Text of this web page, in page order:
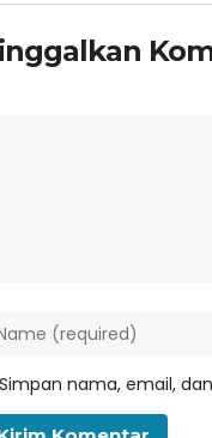
Simpan nama, email,